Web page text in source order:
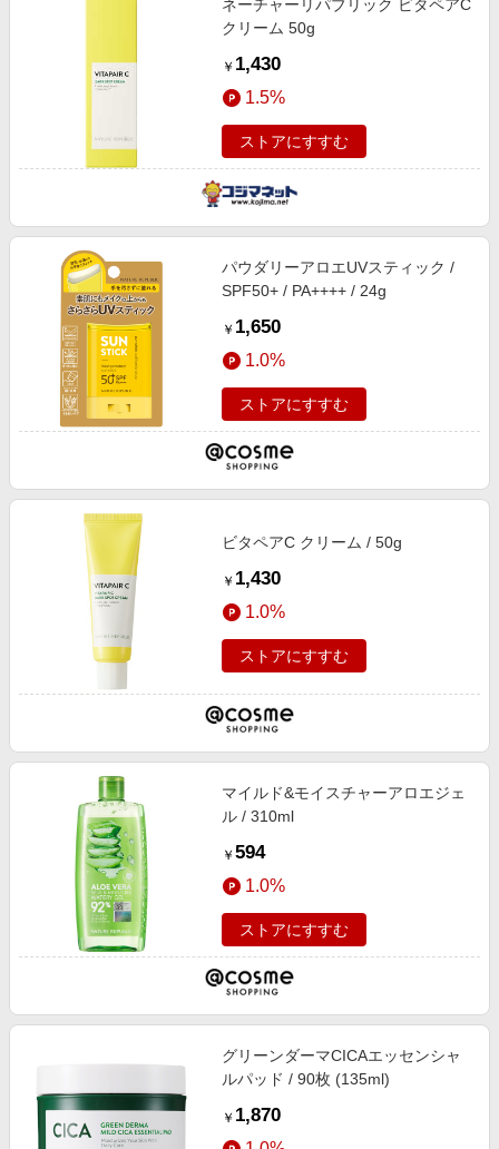
ネーチャーリパブリック ビタペアC
クリーム 50g
￥ 1,430
1.5%
ストアにすすむ
パウダリーアロエUVスティック /
SPF50+ / PA++++ / 24g
￥ 1,650
1.0%
ストアにすすむ
ビタペアC クリーム / 50g
￥ 1,430
1.0%
ストアにすすむ
マイルド&モイスチャーアロエジェ
ル / 310ml
￥ 594
1.0%
ストアにすすむ
グリーンダーマCICAエッセンシャ
ルパッド / 90枚 (135ml)
￥ 1,870